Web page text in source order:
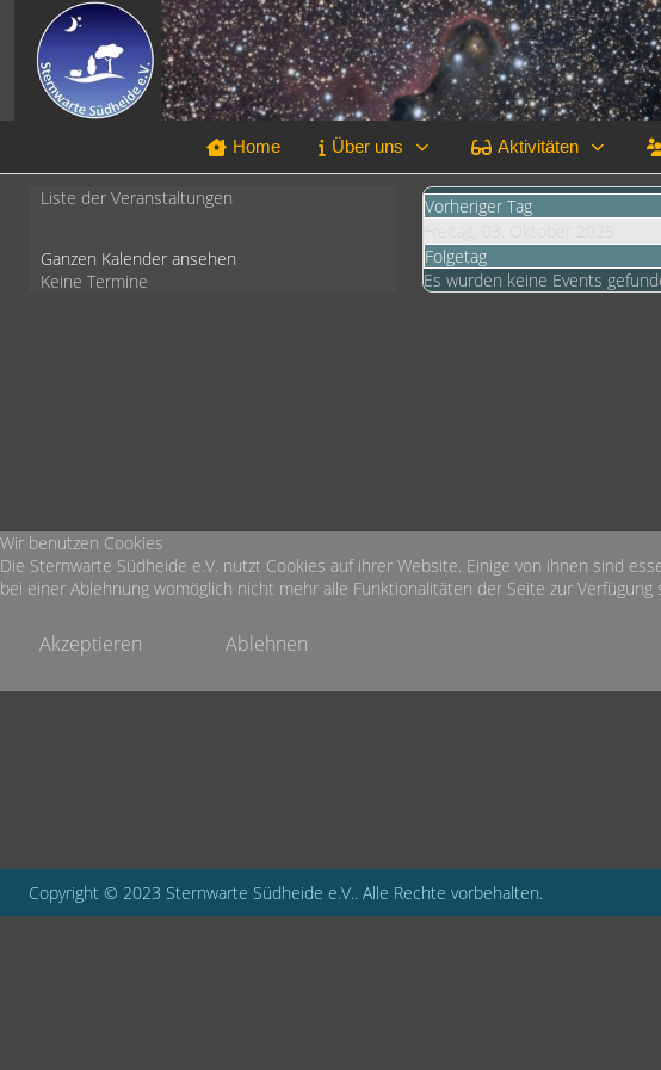
Home Über uns Aktivitäten
Liste der Veranstaltungen
Ganzen Kalender ansehen
Keine Termine
Vorheriger Tag
Folgetag
Es wurden keine Events
Copyright © 2023 Sternwarte Südheide e.V.. Alle Rechte vorbehalten.
Wir benutzen Cookies
Die Sternwarte Südheide e.V. nutzt Cookies auf ihrer Website. Einige von ihnen sind
bei einer Ablehnung womöglich nicht mehr alle Funktionalitäten der Seite zur
Akzeptieren Ablehnen